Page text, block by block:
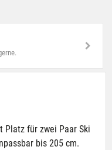
Platz für zwei Paar Ski
bis 205 cm.